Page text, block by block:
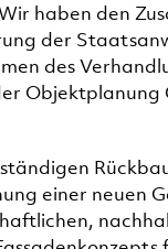
haben den
der
des
Objektplanung
einer neuen